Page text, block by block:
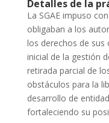
Detalles de la
La SGAE impuso
obligaban a los
los derechos de sus
inicial de la gestión
retirada parcial de
obstáculos para la
desarrollo de
fortaleciendo su